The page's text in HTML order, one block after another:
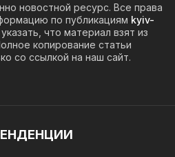
новостной ресурс. Все права
по публикациям kyiv-
что материал взят из
копирование статьи
со ссылкой на наш сайт.